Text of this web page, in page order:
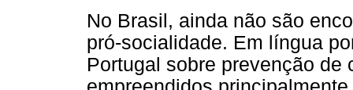
No Brasil, ainda não são
pró-socialidade. Em língua
Portugal sobre prevenção